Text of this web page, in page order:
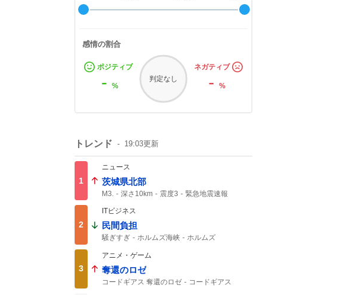
感情の割合
ポジティブ
- %
判定なし
ネガティブ
-%
トレンド 19:03更新
1
ニュース
茨城県北部
M3. 深さ10km 震度3
緊急地震速報
2
ITビジネス
民間負担
騒ぎすぎ ホルムズ海峡 ホルムズ
3
アニメ・ゲーム
奪還のロゼ
コードギアス 奪還のロゼ コードギアス